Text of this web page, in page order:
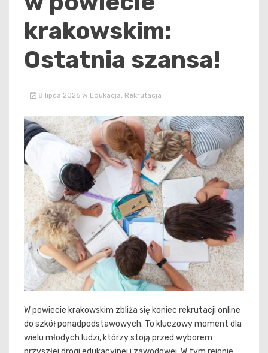
krakowskim:
Ostatnia szansa!
8 lipca 2026 w Edukacja, Rekrutacja
W powiecie krakowskim zbliża się koniec rekrutacji online
do szkół ponadpodstawowych. To kluczowy moment dla
wielu młodych ludzi, którzy stoją przed wyborem